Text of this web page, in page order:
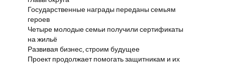
Государственные награды переданы семьям
героев
Четыре молодые семьи получили сертификаты
на жильё
Развивая бизнес, строим будущее
Проект продолжает помогать защитникам и их